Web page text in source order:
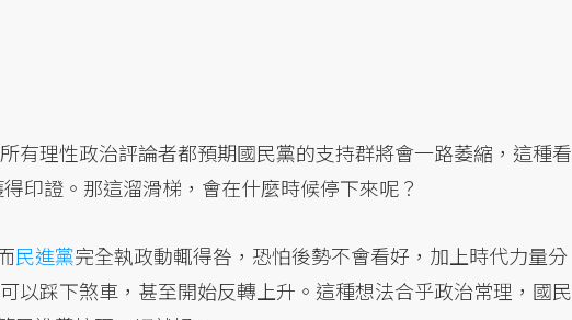
有理性政治評論者都預期國民黨的支持群將會一路萎縮，這種看
印證。那這溜滑梯，會在什麼時候停下來呢？
民進黨完全執政動輒得咎，恐怕後勢不會看好，加上時代力量分
以踩下煞車，甚至開始反轉上升。這種想法合乎政治常理，國民